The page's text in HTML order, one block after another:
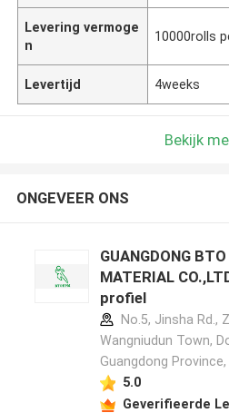
Levering vermoge
n
10000rolls
Levertijd 4weeks
Bekijk
ONGEVEER ONS
GUANGDONG
MATERIAL
profiel
No.5, Jinsha Rd.,
Wangniudun Town,
Guangdong Province,
5.0
Geverifieerde